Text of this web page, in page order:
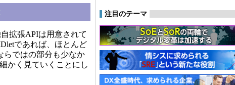
拡張APIは用意されて
であれば、ほとんど
らではの部分も少なか
かく見ていくことにし
注目のテーマ